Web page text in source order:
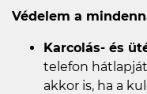
Védelem a
Karcolás- és
telefon
akkor is, ha a